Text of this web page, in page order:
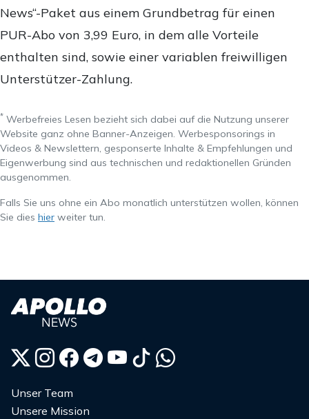
News“-Paket aus einem Grundbetrag für einen
PUR-Abo von 3,99 Euro, in dem alle Vorteile
enthalten sind, sowie einer variablen freiwilligen
Unterstützer-Zahlung.
* Werbefreies Lesen bezieht sich dabei auf die Nutzung unserer
Website ganz ohne Banner-Anzeigen. Werbesponsorings in
Videos & Newslettern, gesponserte Inhalte & Empfehlungen und
Eigenwerbung sind aus technischen und redaktionellen Gründen
ausgenommen.
Falls Sie uns ohne ein Abo monatlich unterstützen wollen, können
Sie dies hier weiter tun.
Unser Team
Unsere Mission